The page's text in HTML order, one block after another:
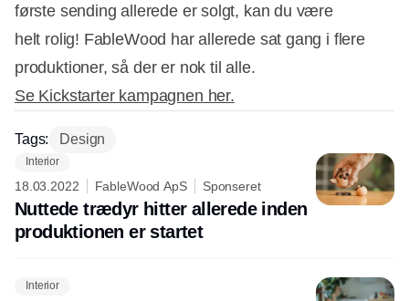
første sending allerede er solgt, kan du være
helt rolig! FableWood har allerede sat gang i flere
produktioner, så der er nok til alle.
Se Kickstarter kampagnen her.
Tags: Design
Interior
18.03.2022 FableWood ApS Sponseret
Nuttede trædyr hitter allerede inden
produktionen er startet
Interior